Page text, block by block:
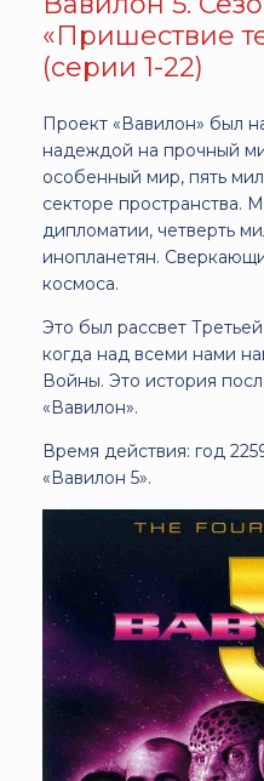
«Пришествие
(серии 1-22)
Проект «Вавилон» был
надеждой на прочный
особенный мир, пять
секторе пространства.
дипломатии, четверть
инопланетян.
космоса.
Это был рассвет
когда над всеми нами
Войны. Это история
«Вавилон».
Время действия: год
«Вавилон 5».